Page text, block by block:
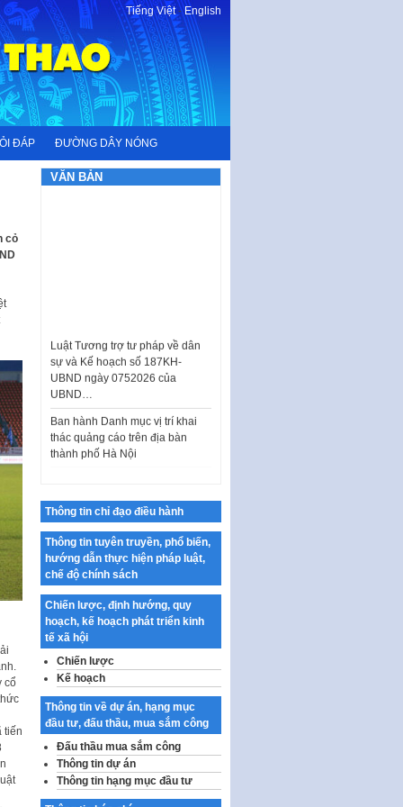
Tiếng Việt-English
ĐÁP ĐƯỜNG DÂY NÓNG
cỏ
cổ
tiến
VĂN BẢN
sự và Kế hoạch số 187KH-
UBND ngày 0752026 của
UBND…
thác quảng cáo trên địa bàn
thành phố Hà Nội
Công bố công khai dự toán kinh
phí xây dựng pháp luật, hoàn
thiện thể chế, chính…
Quy định về nghiên cứu, ứng
dụng khoa học, công nghệ, đổi
mới sáng tạo và chuyển…
Quy định chi tiết và hướng dẫn
thi hành một số điều của Luật Lý
lịch tư…
Sửa đổi, bổ sung một số nội
dung tại Nghị quyết số 30/NQ-
CP ngày 24 tháng 02…
Ban hành Chương trình hành
động của Chính phủ thực hiện
Nghị quyết số 02-NQ/TW ngày
Thông tin chỉ đạo điều hành
Thông tin tuyên truyền, phổ biến,
hướng dẫn thực hiện pháp luật,
chế độ chính sách
Chiến lược, định hướng, quy
hoạch, kế hoạch phát triển kinh
tế xã hội
Chiến lược
Kế hoạch
Thông tin về dự án, hạng mục
đầu tư, đấu thầu, mua sắm công
Đấu thầu mua sắm công
Thông tin dự án
Thông tin hạng mục đầu tư